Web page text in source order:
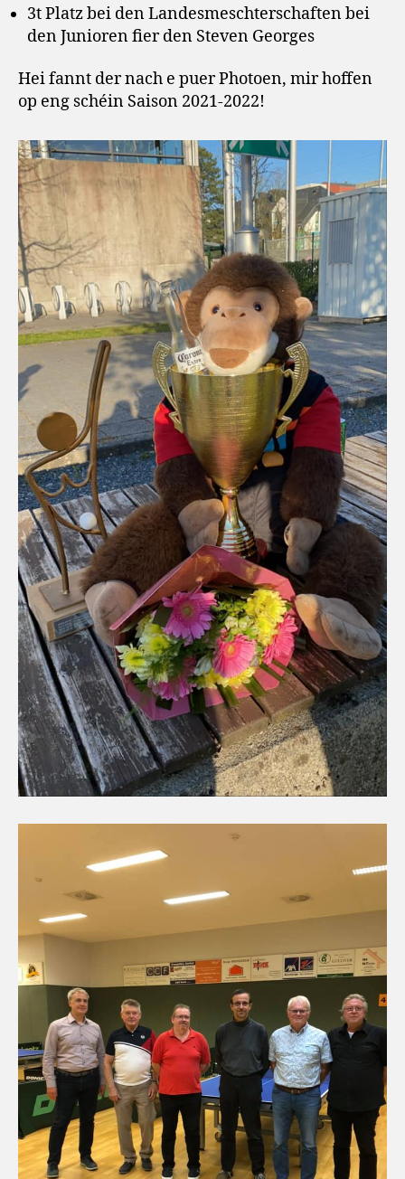
3t Platz bei den Landesmeschterschaften bei
den Junioren fier den Steven Georges
Hei fannt der nach e puer Photoen, mir hoffen
op eng schéin Saison 2021-2022!